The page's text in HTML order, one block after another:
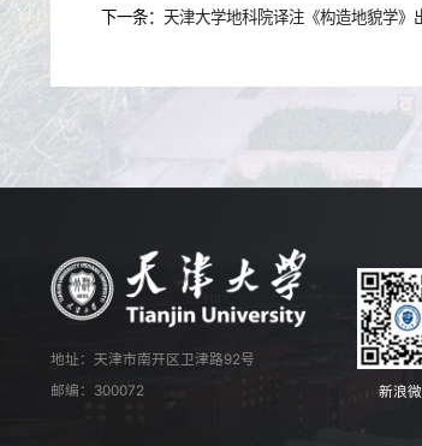
下一条： 天津大学地科院译注《构造地貌学
地址：天津市南开区卫津路92号
邮编：300072
新浪